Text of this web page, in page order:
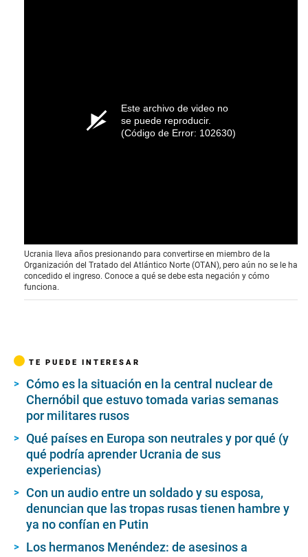
Este archivo de video no
se puede reproducir.
(Código de Error: 102630)
Ucrania lleva años presionando para convertirse en miembro de la
Organización del Tratado del Atlántico Norte (OTAN), pero aún no se le ha
concedido el ingreso. Conoce a qué se debe esta negación y cómo
funciona.
TE PUEDE INTERESAR
Cómo es la situación en la central nuclear de
Chernóbil que estuvo tomada varias semanas
por militares rusos
Qué países en Europa son neutrales y por qué (y
qué podría aprender Ucrania de sus
experiencias)
Con un audio entre un soldado y su esposa,
denuncian que las tropas rusas tienen hambre y
ya no confían en Putin
Los hermanos Menéndez: de asesinos a